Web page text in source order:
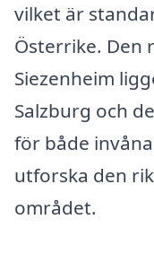
vilket är
Österrike. Den
Siezenheim
Salzburg och
för både
utforska den
området.